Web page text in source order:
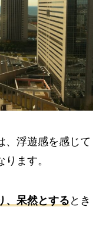
、浮遊感を感じて
ます。
、呆然とする とき